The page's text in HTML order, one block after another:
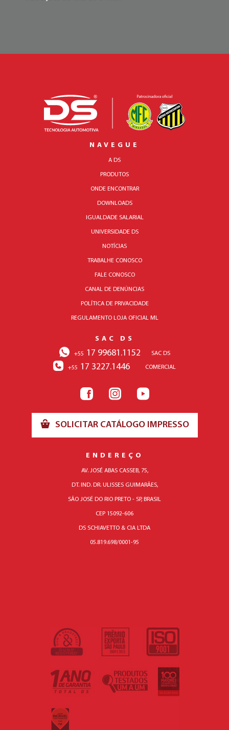
NAVEGUE
A DS
PRODUTOS
ONDE ENCONTRAR
DOWNLOADS
IGUALDADE SALARIAL
UNIVERSIDADE DS
NOTÍCIAS
TRABALHE CONOSCO
FALE CONOSCO
CANAL DE DENÚNCIAS
POLÍTICA DE PRIVACIDADE
REGULAMENTO LOJA OFICIAL ML
SAC DS
+55 17 99681.1152 SAC DS
+55 17 3227.1446 COMERCIAL
SOLICITAR CATÁLOGO IMPRESSO
ENDEREÇO
AV. JOSÉ ABAS CASSEB, 75,
DT. IND. DR. ULISSES GUIMARÃES,
SÃO JOSÉ DO RIO PRETO - SP, BRASIL
CEP 15092-606
DS SCHIAVETTO & CIA LTDA
05.819.698/0001-95